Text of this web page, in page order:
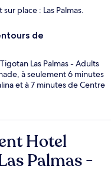
place : Las Palmas.
de
Las Palmas - Adults
à seulement 6 minutes
et à 7 minutes de Centre
Hotel
Palmas -